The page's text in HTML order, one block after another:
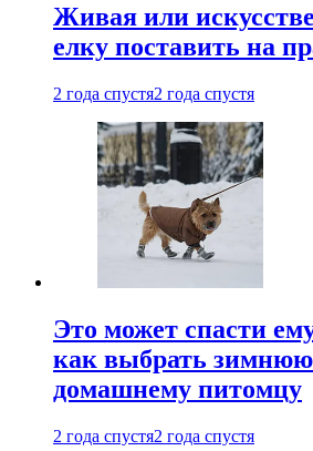
Живая или
елку поставить на
2 года спустя2 года спустя
Это может спасти
как выбрать зимнюю
домашнему питомцу
2 года спустя2 года спустя